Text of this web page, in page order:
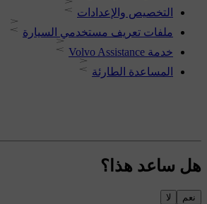
التخصيص والإعدادات
ملفات تعريف مستخدمي السيارة
خدمة ‏Volvo Assistance
المساعدة الطارئة
هل ساعد هذا؟
نعم لا